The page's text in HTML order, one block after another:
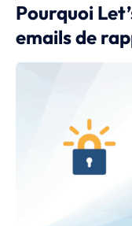
Pourquoi
emails de